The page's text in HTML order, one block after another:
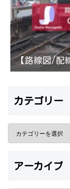
【路線図/配
カテゴリー
アーカイブ